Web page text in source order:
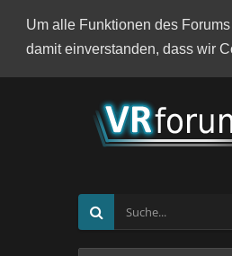
Um alle Funktionen des
damit einverstanden, dass wir